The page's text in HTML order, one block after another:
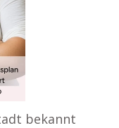
bekannt